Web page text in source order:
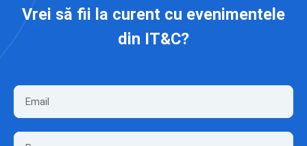
Vrei să fii la curent cu evenimentele
din IT&C?